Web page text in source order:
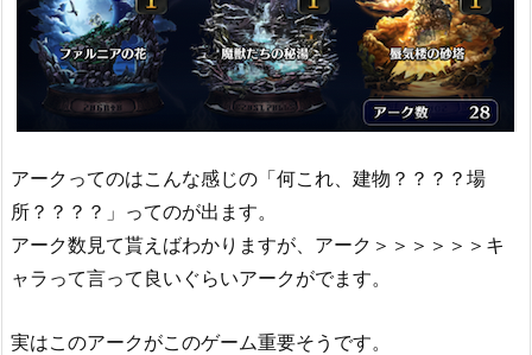
アークってのはこんな感じの「何これ、建物？？？？場
所？？？？」ってのが出ます。
アーク数見て貰えばわかりますが、アーク＞＞＞＞＞＞キ
ャラって言って良いぐらいアークがでます。
実はこのアークがこのゲーム重要そうです。